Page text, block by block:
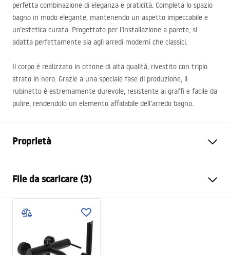
perfetta combinazione di eleganza e praticità. Completa lo spazio
bagno in modo elegante, mantenendo un aspetto impeccabile e
un’estetica curata. Progettato per l’installazione a parete, si
adatta perfettamente sia agli arredi moderni che classici.
Il corpo è realizzato in ottone di alta qualità, rivestito con triplo
strato in nero. Grazie a una speciale fase di produzione, il
rubinetto è estremamente durevole, resistente ai graffi e facile da
pulire, rendendolo un elemento affidabile dell’arredo bagno.
Proprietà
Metodo di installazione
Colore
Nero
Tipo di bocca
Gamma beccuccio
File da scaricare (3)
Istruzioni di montaggio